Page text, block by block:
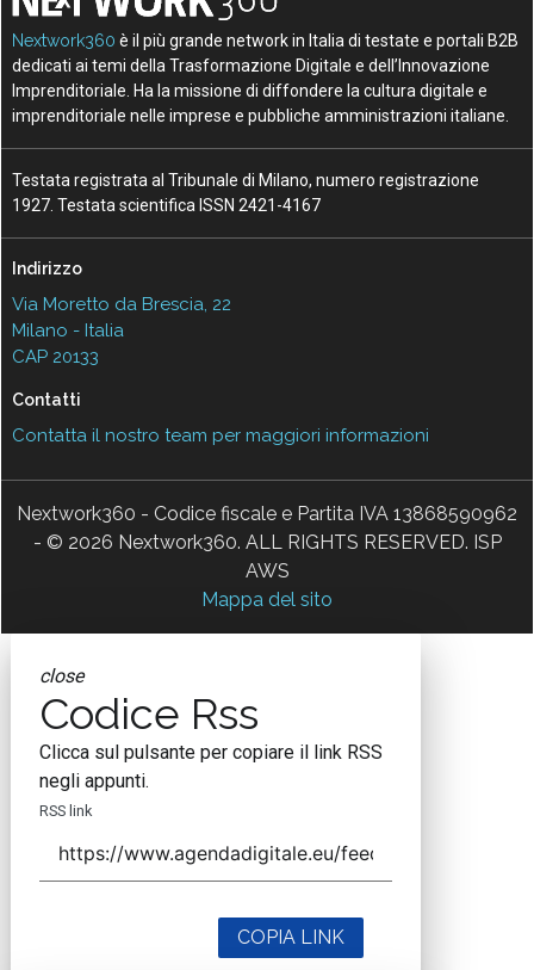
Nextwork360 è il più grande network in Italia di testate e portali B2B
dedicati ai temi della Trasformazione Digitale e dell’Innovazione
Imprenditoriale. Ha la missione di diffondere la cultura digitale e
imprenditoriale nelle imprese e pubbliche amministrazioni italiane.
Testata registrata al Tribunale di Milano, numero registrazione
1927. Testata scientifica ISSN 2421-4167
Indirizzo
Via Moretto da Brescia, 22
Milano - Italia
CAP 20133
Contatti
Contatta il nostro team per maggiori informazioni
Nextwork360 - Codice fiscale e Partita IVA 13868590962
- © 2026 Nextwork360. ALL RIGHTS RESERVED. ISP
AWS
Mappa del sito
close
Codice Rss
Clicca sul pulsante per copiare il link RSS
negli appunti.
RSS link
COPIA LINK